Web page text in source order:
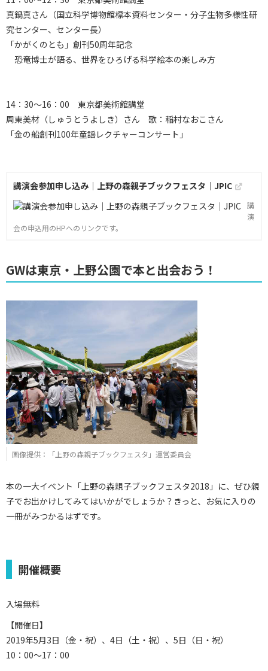
真鍋真さん（国立科学博物館標本資料センター・分子生物多様性研
究センター、センター長）
「かがくのとも」創刊50周年記念
恐竜博士が語る、世界をひろげる科学絵本の楽しみ方
14：30～16：00 東京都美術館講堂
周東美材（しゅうとうよしき）さん 歌：稲村なおこさん
「金の船創刊100年童謡レクチャーコンサート」
講演会参加申し込み｜上野の森親子ブックフェスタ｜JPIC
講
演
会の申込用のHPへのリンクです。
GWは東京・上野公園で本と出会おう！
画像提供：「上野の森親子ブックフェスタ」運営委員会
本の一大イベント「上野の森親子ブックフェスタ2018」に、ぜひ親
子でお出かけしてみてはいかがでしょうか？きっと、お気に入りの
一冊がみつかるはずです。
開催概要
入場無料
【開催日】
2019年5月3日（金・祝）、4日（土・祝）、5日（日・祝）
10：00～17：00